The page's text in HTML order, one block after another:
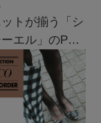
トが揃う「シ
エル」のPOP
ート